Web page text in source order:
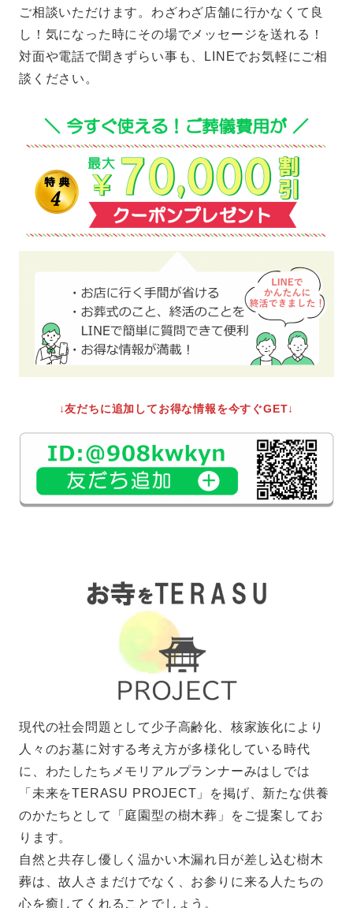
ご相談いただけます。わざわざ店舗に行かなくて良
し！気になった時にその場でメッセージを送れる！
対面や電話で聞きずらい事も、LINEでお気軽にご相
談ください。
↓友だちに追加してお得な情報を今すぐGET↓
現代の社会問題として少子高齢化、核家族化により
人々のお墓に対する考え方が多様化している時代
に、わたしたちメモリアルプランナーみはしでは
「未来をTERASU PROJECT」を掲げ、新たな供養
のかたちとして「庭園型の樹木葬」をご提案してお
ります。
自然と共存し優しく温かい木漏れ日が差し込む樹木
葬は、故人さまだけでなく、お参りに来る人たちの
心を癒してくれることでしょう。